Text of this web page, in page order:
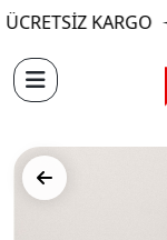
KARGO